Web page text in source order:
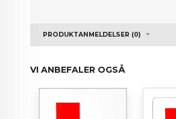
PRODUKTANMELDELSER (0)
VI ANBEFALER OGSÅ